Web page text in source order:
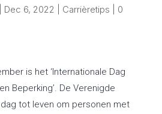
Dec 6, 2022 Carrièretips
0
is het ‘Internationale Dag
Beperking’. De Verenigde
tot leven om personen met